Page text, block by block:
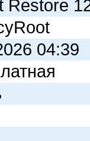
Restore
04:39